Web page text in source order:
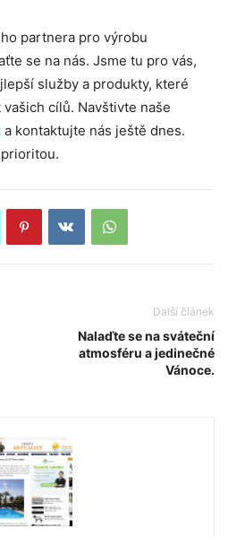
partnera pro výrobu
se na nás. Jsme tu pro vás,
služby a produkty, které
cílů. Navštivte naše
a kontaktujte nás ještě dnes.
Další článek
Nalaďte se na sváteční
atmosféru a jedinečné
Vánoce.